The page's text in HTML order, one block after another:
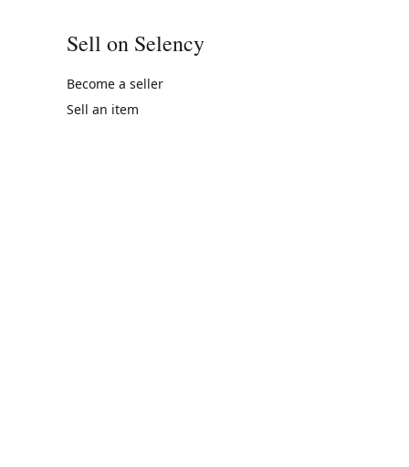
Sell on Selency
Become a seller
Sell an item